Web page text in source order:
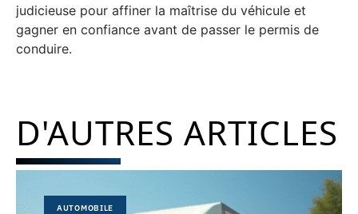
judicieuse pour affiner la maîtrise du véhicule et
gagner en confiance avant de passer le permis de
conduire.
D'AUTRES ARTICLES
AUTOMOBILE